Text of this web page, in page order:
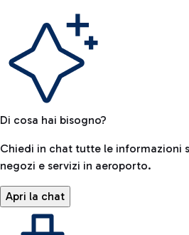
Di cosa hai bisogno?
Chiedi in chat tutte le informazioni
negozi e servizi in aeroporto.
Apri la chat